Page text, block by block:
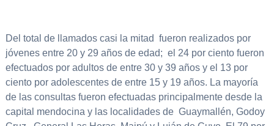
Del total de llamados casi la mitad fueron realizados por
jóvenes entre 20 y 29 años de edad; el 24 por ciento fueron
efectuados por adultos de entre 30 y 39 años y el 13 por
ciento por adolescentes de entre 15 y 19 años. La mayoría
de las consultas fueron efectuadas principalmente desde la
capital mendocina y las localidades de Guaymallén, Godoy